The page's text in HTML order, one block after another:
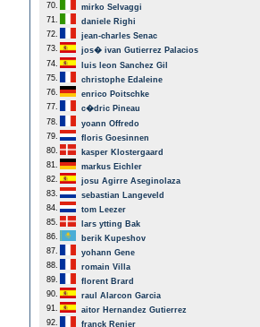
70.
mirko Selvaggi
71.
daniele Righi
72.
jean-charles Senac
73.
jos� ivan Gutierrez Palacios
74.
luis leon Sanchez Gil
75.
christophe Edaleine
76.
enrico Poitschke
77.
c�dric Pineau
78.
yoann Offredo
79.
floris Goesinnen
80.
kasper Klostergaard
81.
markus Eichler
82.
josu Agirre Aseginolaza
83.
sebastian Langeveld
84.
tom Leezer
85.
lars ytting Bak
86.
berik Kupeshov
87.
yohann Gene
88.
romain Villa
89.
florent Brard
90.
raul Alarcon Garcia
91.
aitor Hernandez Gutierrez
92.
franck Renier